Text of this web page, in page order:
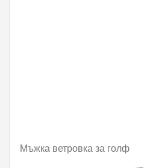
Мъжка ветровка за голф